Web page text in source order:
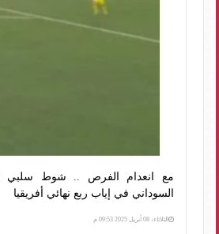
مع انعدام الفرص .. شوط سلبي
السوداني في إياب ربع نهائي أفريقيا
الثلاثاء، 08 أبريل 2025 09:53 م